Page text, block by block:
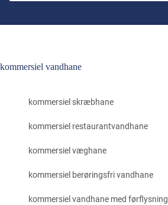
kommersiel vandhane
kommersiel skræbhane
kommersiel restaurantvandhane
kommersiel væghane
kommersiel berøringsfri vandhane
kommersiel vandhane med førflysning